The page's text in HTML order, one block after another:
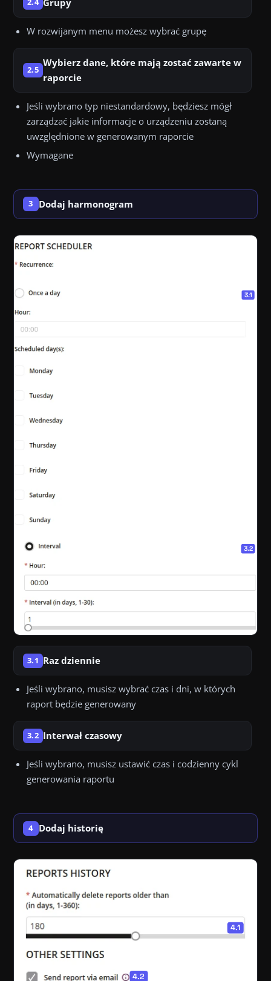
2.4
W rozwijanym menu możesz wybrać grupę
2.5
Wybierz dane, które mają zostać zawarte w
raporcie
Jeśli wybrano typ niestandardowy, będziesz mógł
zarządzać jakie informacje o urządzeniu zostaną
uwzględnione w generowanym raporcie
Wymagane
3 Dodaj harmonogram
3.1 Raz dziennie
Jeśli wybrano, musisz wybrać czas i dni, w których
raport będzie generowany
3.2 Interwał czasowy
Jeśli wybrano, musisz ustawić czas i codzienny cykl
generowania raportu
4 Dodaj historię